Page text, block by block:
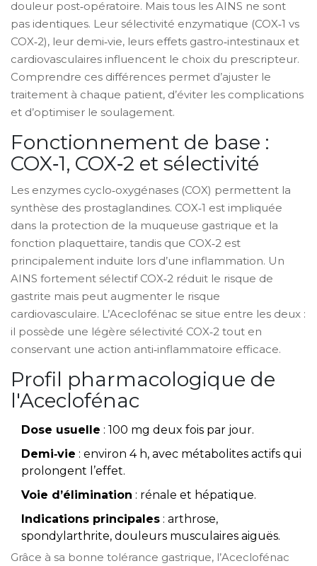
douleur post‑opératoire. Mais tous les AINS ne sont
pas identiques. Leur sélectivité enzymatique (COX‑1 vs
COX‑2), leur demi‑vie, leurs effets gastro‑intestinaux et
cardiovasculaires influencent le choix du prescripteur.
Comprendre ces différences permet d’ajuster le
traitement à chaque patient, d’éviter les complications
et d’optimiser le soulagement.
Fonctionnement de base :
COX‑1, COX‑2 et sélectivité
Les enzymes cyclo‑oxygénases (COX) permettent la
synthèse des prostaglandines. COX‑1 est impliquée
dans la protection de la muqueuse gastrique et la
fonction plaquettaire, tandis que COX‑2 est
principalement induite lors d’une inflammation. Un
AINS fortement sélectif COX‑2 réduit le risque de
gastrite mais peut augmenter le risque
cardiovasculaire. L’Aceclofénac se situe entre les deux :
il possède une légère sélectivité COX‑2 tout en
conservant une action anti‑inflammatoire efficace.
Profil pharmacologique de
l'Aceclofénac
Dose usuelle : 100 mg deux fois par jour.
Demi‑vie : environ 4 h, avec métabolites actifs qui
prolongent l’effet.
Voie d’élimination : rénale et hépatique.
Indications principales : arthrose,
spondylarthrite, douleurs musculaires aiguës.
Grâce à sa bonne tolérance gastrique, l’Aceclofénac